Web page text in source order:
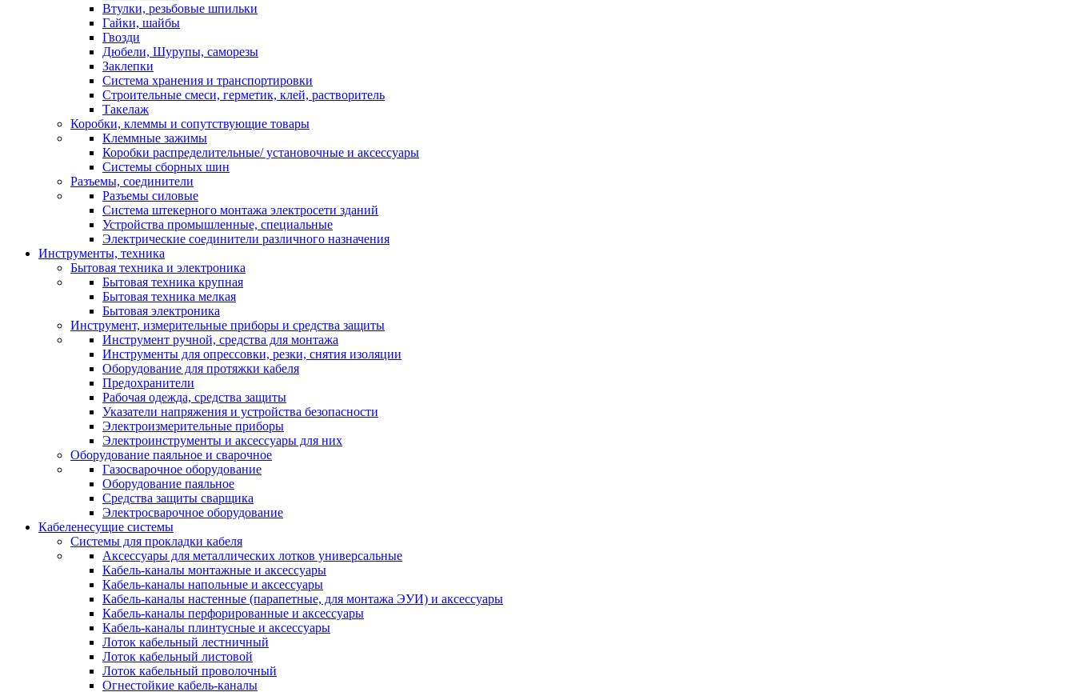
Втулки, резьбовые шпильки
Гайки, шайбы
Гвозди
Дюбели, Шурупы, саморезы
Заклепки
Система хранения и транспортировки
Строительные смеси, герметик, клей, растворитель
Такелаж
Коробки, клеммы и сопутствующие товары
Клеммные зажимы
Коробки распределительные/ установочные и аксессуары
Системы сборных шин
Разъемы, соединители
Разъемы силовые
Система штекерного монтажа электросети зданий
Устройства промышленные, специальные
Электрические соединители различного назначения
Инструменты, техника
Бытовая техника и электроника
Бытовая техника крупная
Бытовая техника мелкая
Бытовая электроника
Инструмент, измерительные приборы и средства защиты
Инструмент ручной, средства для монтажа
Инструменты для опрессовки, резки, снятия изоляции
Оборудование для протяжки кабеля
Предохранители
Рабочая одежда, средства защиты
Указатели напряжения и устройства безопасности
Электроизмерительные приборы
Электроинструменты и аксессуары для них
Оборудование паяльное и сварочное
Газосварочное оборудование
Оборудование паяльное
Средства защиты сварщика
Электросварочное оборудование
Кабеленесущие системы
Системы для прокладки кабеля
Аксессуары для металлических лотков универсальные
Кабель-каналы монтажные и аксессуары
Кабель-каналы напольные и аксессуары
Кабель-каналы настенные (парапетные, для монтажа ЭУИ) и аксессуары
Кабель-каналы перфорированные и аксессуары
Кабель-каналы плинтусные и аксессуары
Лоток кабельный лестничный
Лоток кабельный листовой
Лоток кабельный проволочный
Огнестойкие кабель-каналы